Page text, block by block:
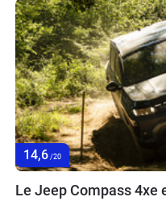
14,6 /20
Le Jeep Compass